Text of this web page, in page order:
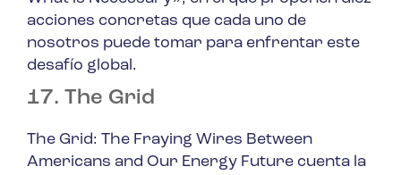
acciones concretas que cada uno de
nosotros puede tomar para enfrentar este
desafío global.
17. The Grid
The Grid: The Fraying Wires Between
Americans and Our Energy Future cuenta la